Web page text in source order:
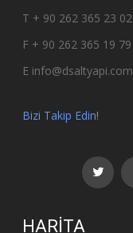
T + 90 262 365 23 02
F + 90 262 365 19 79
E info@dsaltyapi.com
Bizi Takip Edin!
HARITA